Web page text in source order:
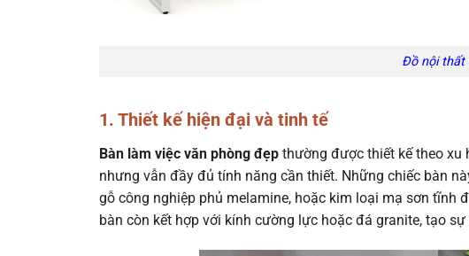
Đồ nội thất
1. Thiết kế hiện đại và tinh tế
Bàn làm việc văn phòng đẹp thường được thiết kế theo xu
nhưng vẫn đầy đủ tính năng cần thiết. Những chiếc bàn
gỗ công nghiệp phủ melamine, hoặc kim loại mạ sơn tĩnh
bàn còn kết hợp với kính cường lực hoặc đá granite, tạo